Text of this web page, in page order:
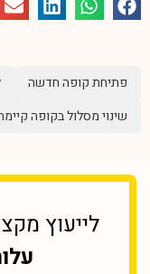
פתיחת קופה חדשה
שינוי מסלול בקופה
לייעוץ